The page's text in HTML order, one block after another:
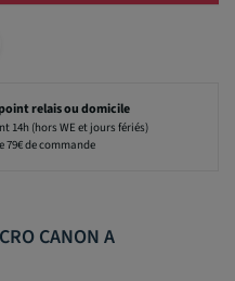
relais ou domicile
14h (hors WE et jours fériés)
de commande
CANON A